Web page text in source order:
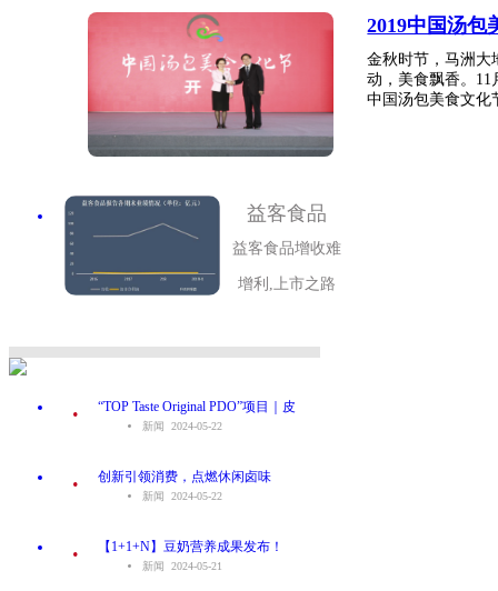
2019中国汤包
金秋时节，马洲大
动，美食飘香。11
中国汤包美食文化
益客食品
益客食品增收难
增利,上市之路
. “TOP Taste Original PDO”项目｜皮
新闻 2024-05-22
. 创新引领消费，点燃休闲卤味
新闻 2024-05-22
. 【1+1+N】豆奶营养成果发布！
新闻 2024-05-21